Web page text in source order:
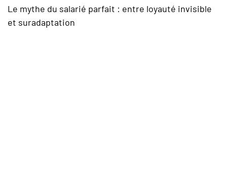
Le mythe du salarié parfait : entre loyauté invisible
et suradaptation